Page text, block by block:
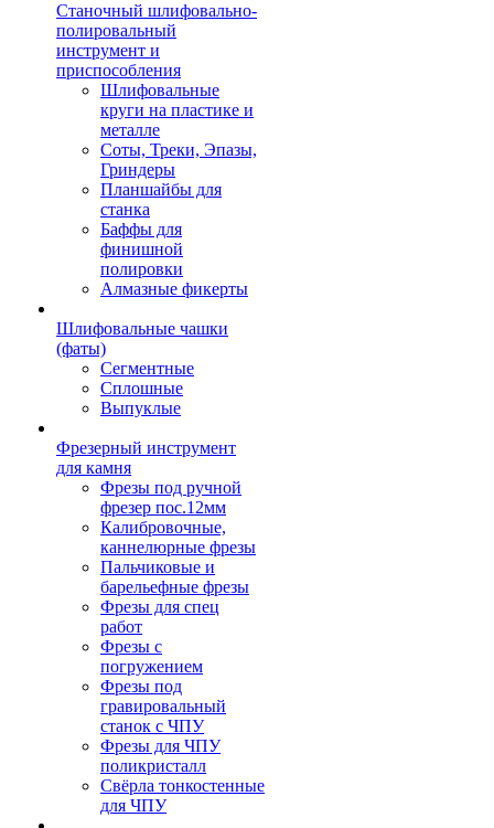
Станочный шлифовально-
полировальный
инструмент и
приспособления
Шлифовальные
круги на пластике и
металле
Соты, Треки, Эпазы,
Гриндеры
Планшайбы для
станка
Баффы для
финишной
полировки
Алмазные фикерты
Шлифовальные чашки
(фаты)
Сегментные
Сплошные
Выпуклые
Фрезерный инструмент
для камня
Фрезы под ручной
фрезер пос.12мм
Калибровочные,
каннелюрные фрезы
Пальчиковые и
барельефные фрезы
Фрезы для спец
работ
Фрезы с
погружением
Фрезы под
гравировальный
станок с ЧПУ
Фрезы для ЧПУ
поликристалл
Свёрла тонкостенные
для ЧПУ